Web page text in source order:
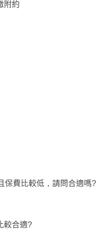
附約
保費比較低，請問合適嗎?
較合適?